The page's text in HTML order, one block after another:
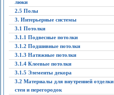
люки
2.5 Полы
3. Интерьерные системы
3.1 Потолки
3.1.1 Подвесные потолки
3.1.2 Подшивные потолки
3.1.3 Натяжные потолки
3.1.4 Клеевые потолки
3.1.5 Элементы декора
3.2 Материалы для внутренней отделки
стен и перегородок